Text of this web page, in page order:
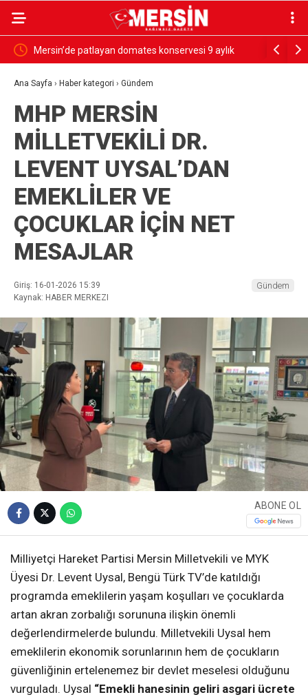
SESSİZ ÇIĞLIK
Ana Sayfa › Haber kategori › Gündem
MHP MERSİN
MİLLETVEKİLİ DR.
LEVENT UYSAL’DAN
EMEKLİLER VE
ÇOCUKLAR İÇİN NET
MESAJLAR
Giriş: 16-01-2026 15:39
Kaynak: HABER MERKEZI
Gündem
ABONE OL
Milliyetçi Hareket Partisi Mersin Milletvekili ve MYK
Üyesi Dr. Levent Uysal, Bengü Türk TV’de katıldığı
programda emeklilerin yaşam koşulları ve çocuklarda
artan akran zorbalığı sorununa ilişkin önemli
değerlendirmelerde bulundu. Milletvekili Uysal hem
emeklilerin ekonomik sorunlarının hem de çocukların
güvenliğinin ertelenemez bir devlet meselesi olduğunu
vurguladı. Uysal “Emekli hanesinin geliri asgari ücrete